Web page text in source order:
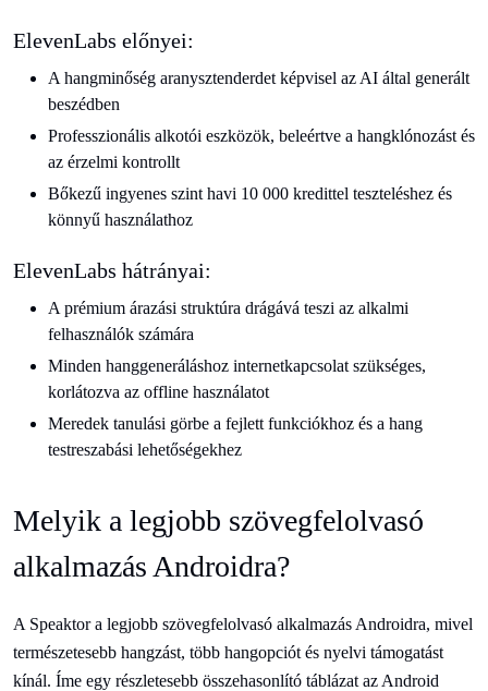
ElevenLabs előnyei:
A hangminőség aranysztenderdet képvisel az AI által generált
beszédben
Professzionális alkotói eszközök, beleértve a hangklónozást és
az érzelmi kontrollt
Bőkezű ingyenes szint havi 10 000 kredittel teszteléshez és
könnyű használathoz
ElevenLabs hátrányai:
A prémium árazási struktúra drágává teszi az alkalmi
felhasználók számára
Minden hanggeneráláshoz internetkapcsolat szükséges,
korlátozva az offline használatot
Meredek tanulási görbe a fejlett funkciókhoz és a hang
testreszabási lehetőségekhez
Melyik a legjobb szövegfelolvasó
alkalmazás Androidra?
A Speaktor a legjobb szövegfelolvasó alkalmazás Androidra, mivel
természetesebb hangzást, több hangopciót és nyelvi támogatást
kínál. Íme egy részletesebb összehasonlító táblázat az Android